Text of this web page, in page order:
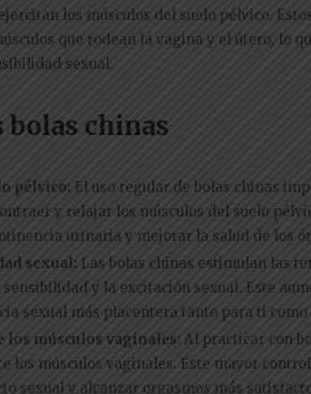
los músculos del suelo pélvico.
que rodean la vagina y el útero, lo
sexual.
bolas chinas
pélvico: El uso regular de bolas chinas
y relajar los músculos del suelo
urinaria y mejorar la salud de los
sexual: Las bolas chinas estimulan las
y la excitación sexual. Este
sexual más placentera tanto para ti
músculos vaginales: Al practicar con
los músculos vaginales. Este mayor
sexual y alcanzar orgasmos más